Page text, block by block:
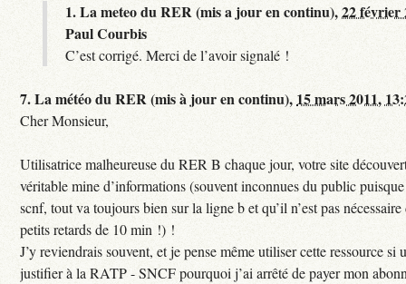
1.La meteo du RER (mis a jour en continu),22 février
Paul Courbis
C’est corrigé. Merci de l’avoir signalé !
7.La météo du RER (mis à jour en continu), 15 mars 2011,
Cher Monsieur,
Utilisatrice malheureuse du RER B chaque jour, votre site
véritable mine d’informations (souvent inconnues du public
scnf, tout va toujours bien sur la ligne b et qu’il n’est pas
petits retards de 10 min !) !
J’y reviendrais souvent, et je pense même utiliser cette ressource si
justifier à la RATP - SNCF pourquoi j’ai arrêté de payer mon